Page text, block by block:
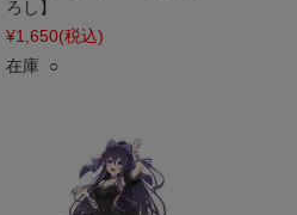
ろし】
¥1,650(税込)
在庫 ○